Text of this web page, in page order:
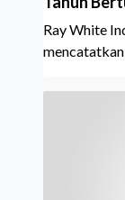
Ray White
Property